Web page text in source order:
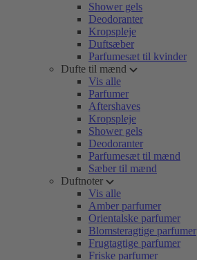
Shower gels
Deodoranter
Kropspleje
Duftsæber
Parfumesæt til kvinder
Dufte til mænd
Vis alle
Parfumer
Aftershaves
Kropspleje
Shower gels
Deodoranter
Parfumesæt til mænd
Sæber til mænd
Duftnoter
Vis alle
Amber parfumer
Orientalske parfumer
Blomsteragtige parfumer
Frugtagtige parfumer
Friske parfumer